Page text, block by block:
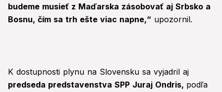
budeme musieť z Maďarska zásobovať aj Srbsko a
Bosnu, čím sa trh ešte viac napne,“ upozornil.
K dostupnosti plynu na Slovensku sa vyjadril aj
predseda predstavenstva SPP Juraj Ondris, podľa